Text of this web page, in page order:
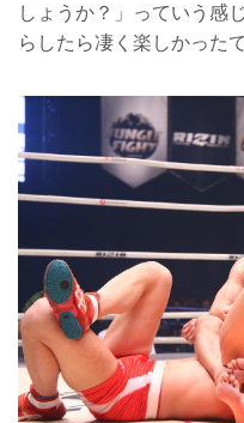
しょうか？」っていう
らしたら凄く楽しかった